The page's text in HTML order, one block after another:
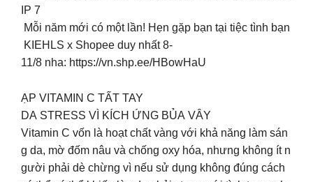
IP 7
Mỗi năm mới có một lần! Hẹn gặp bạn tại tiệc tình bạn
KIEHLS x Shopee duy nhất 8-
11/8 nha: https://vn.shp.ee/HBowHaU
ẠP VITAMIN C TẤT TAY
DA STRESS VÌ KÍCH ỨNG BỦA VÂY
Vitamin C vốn là hoạt chất vàng với khả năng làm sán
g da, mờ đốm nâu và chống oxy hóa, nhưng không ít n
gười phải dè chừng vì nếu sử dụng không đúng cách